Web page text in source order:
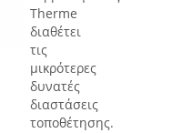
Therme
διαθέτει
τις
μικρότερες
δυνατές
διαστάσεις
τοποθέτησης.